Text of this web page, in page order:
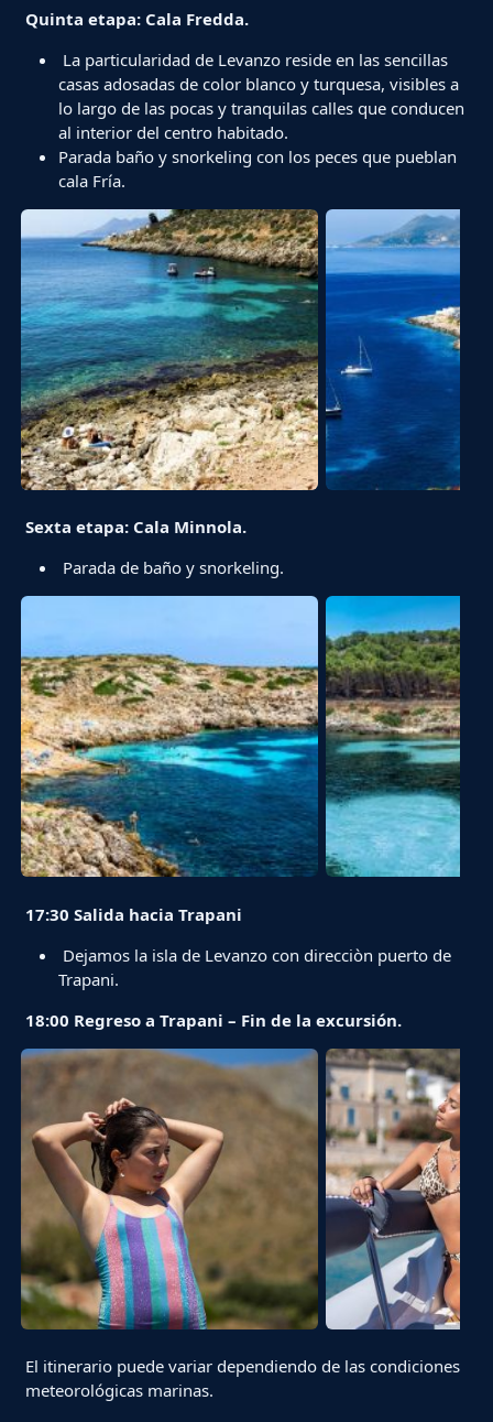
Quinta etapa: Cala Fredda.
La particularidad de Levanzo reside en las sencillas
casas adosadas de color blanco y turquesa, visibles a
lo largo de las pocas y tranquilas calles que conducen
al interior del centro habitado.
Parada baño y snorkeling con los peces que pueblan
cala Fría.
Sexta etapa: Cala Minnola.
Parada de baño y snorkeling.
17:30 Salida hacia Trapani
Dejamos la isla de Levanzo con direcciòn puerto de
Trapani.
18:00 Regreso a Trapani – Fin de la excursión.
El itinerario puede variar dependiendo de las condiciones
meteorológicas marinas.